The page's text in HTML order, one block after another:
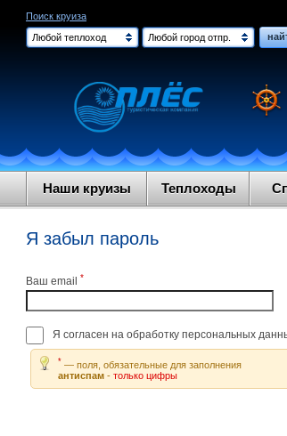
Поиск круиза
Любой теплоход
Любой город отпр.
Наши круизы Теплоходы
Я забыл пароль
Ваш email *
Я согласен на обработку персональных
* — поля, обязательные для заполнения
антиспам - только цифры